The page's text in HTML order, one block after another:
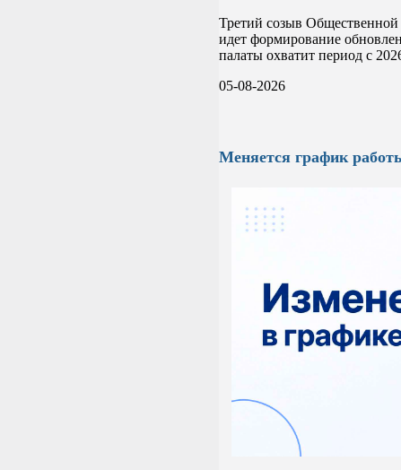
Третий созыв
идет формирование
палаты охватит период с
05-08-2026
Меняется график